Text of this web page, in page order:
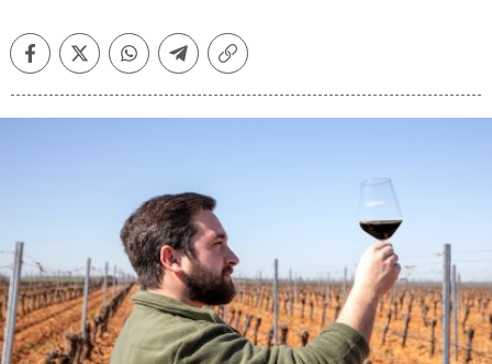
FacebookTwitterWhatsappTelegramCopiar